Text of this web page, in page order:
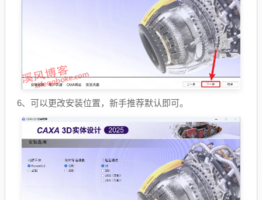
6、可以更改安装位置，新手推荐默认即可。